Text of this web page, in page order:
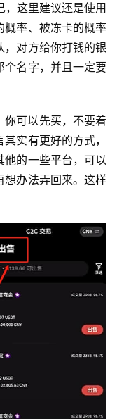
这里建议还是使用
概率、被冻卡的概率
，对方给你打钱的银
个名字，并且一定要
你可以先买，不要着
实有更好的方式，
他的一些平台，可以
想办法弄回来。这样